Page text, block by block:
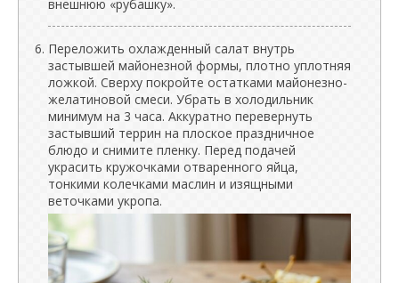
внешнюю «рубашку».
Переложить охлажденный салат внутрь
застывшей майонезной формы, плотно уплотняя
ложкой. Сверху покройте остатками майонезно-
желатиновой смеси. Убрать в холодильник
минимум на 3 часа. Аккуратно перевернуть
застывший террин на плоское праздничное
блюдо и снимите пленку. Перед подачей
украсить кружочками отваренного яйца,
тонкими колечками маслин и изящными
веточками укропа.